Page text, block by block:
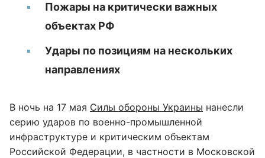
Пожары на критически важных
объектах РФ
Удары по позициям на нескольких
направлениях
В ночь на 17 мая Силы обороны Украины нанесли
серию ударов по военно-промышленной
инфраструктуре и критическим объектам
Российской Федерации, в частности в Московской